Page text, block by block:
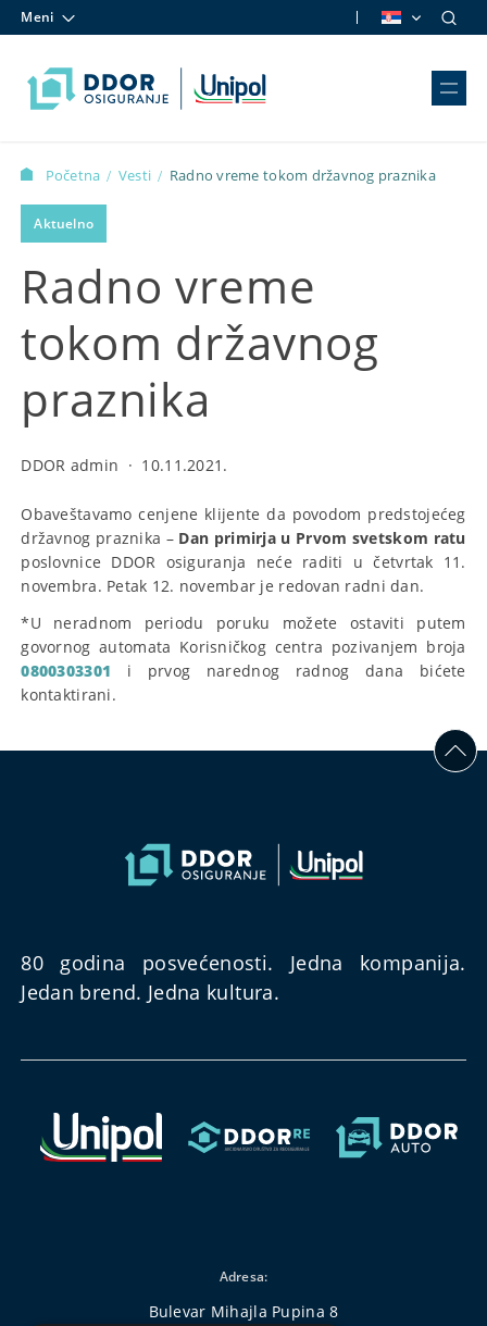
Meni
Početna / Vesti / Radno vreme tokom državnog praznika
Aktuelno
Radno vreme
tokom državnog
praznika
DDOR admin · 10.11.2021.
Obaveštavamo cenjene klijente da povodom predstojećeg
državnog praznika – Dan primirja u Prvom svetskom ratu
poslovnice DDOR osiguranja neće raditi u četvrtak 11.
novembra. Petak 12. novembar je redovan radni dan.
*U neradnom periodu poruku možete ostaviti putem
govornog automata Korisničkog centra pozivanjem broja
0800303301 i prvog narednog radnog dana bićete
kontaktirani.
80 godina posvećenosti. Jedna kompanija.
Jedan brend. Jedna kultura.
Adresa:
Bulevar Mihajla Pupina 8